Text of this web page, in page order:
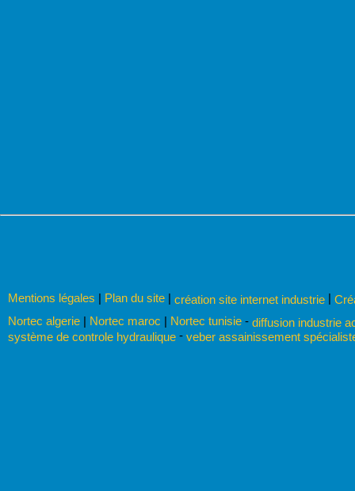
Mentions légales | Plan du site | création site internet industrie |
Nortec algerie | Nortec maroc | Nortec tunisie - diffusion industrie
système de controle hydraulique - veber assainissement